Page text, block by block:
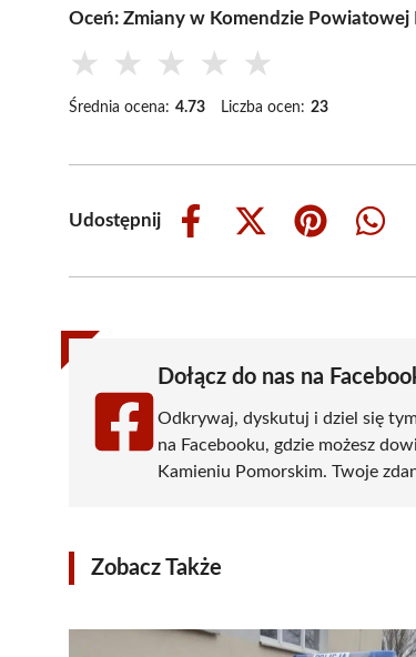
Oceń: Zmiany w Komendzie
★ ★ ★ ★ ★
Średnia ocena: 4.73 Liczba ocen: 23
Udostępnij
Share
Share
(Twitter)
Share
Share
Dołącz do nas na
Odkrywaj, dyskutuj i dziel się tym
na Facebooku, gdzie możesz
Kamieniu Pomorskim. Twoje
Zobacz Także